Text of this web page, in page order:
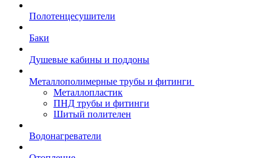
Полотенцесушители
Баки
Душевые кабины и поддоны
Металлополимерные трубы и фитинги
Металлопластик
ПНД трубы и фитинги
Шитый полителен
Водонагреватели